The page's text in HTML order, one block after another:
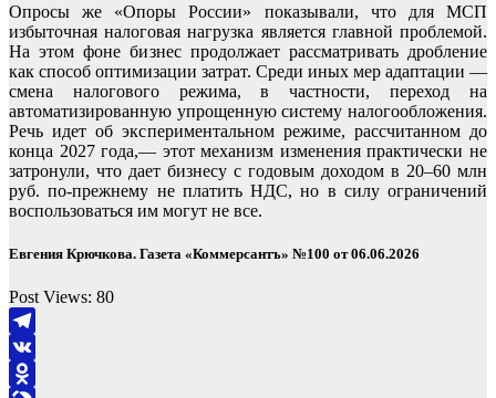
Опросы же «Опоры России» показывали, что для МСП
избыточная налоговая нагрузка является главной проблемой.
На этом фоне бизнес продолжает рассматривать дробление
как способ оптимизации затрат. Среди иных мер адаптации —
смена налогового режима, в частности, переход на
автоматизированную упрощенную систему налогообложения.
Речь идет об экспериментальном режиме, рассчитанном до
конца 2027 года,— этот механизм изменения практически не
затронули, что дает бизнесу с годовым доходом в 20–60 млн
руб. по-прежнему не платить НДС, но в силу ограничений
воспользоваться им могут не все.
Евгения Крючкова. Газета «Коммерсантъ» №100 от 06.06.2026
Post Views: 80
Telegram
VK